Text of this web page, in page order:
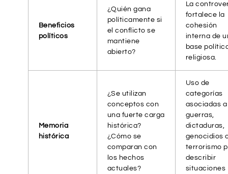
Beneficios
políticos
¿Quién gana
políticamente si
el conflicto se
mantiene
abierto?
La
fortalece la
cohesión
interna de
base
religiosa.
Memoria
histórica
¿Se utilizan
conceptos con
una fuerte carga
histórica?
¿Cómo se
comparan con
los hechos
actuales?
Uso de
categorías
asociadas a
guerras,
dictaduras,
genocidios
terrorismo
describir
situaciones